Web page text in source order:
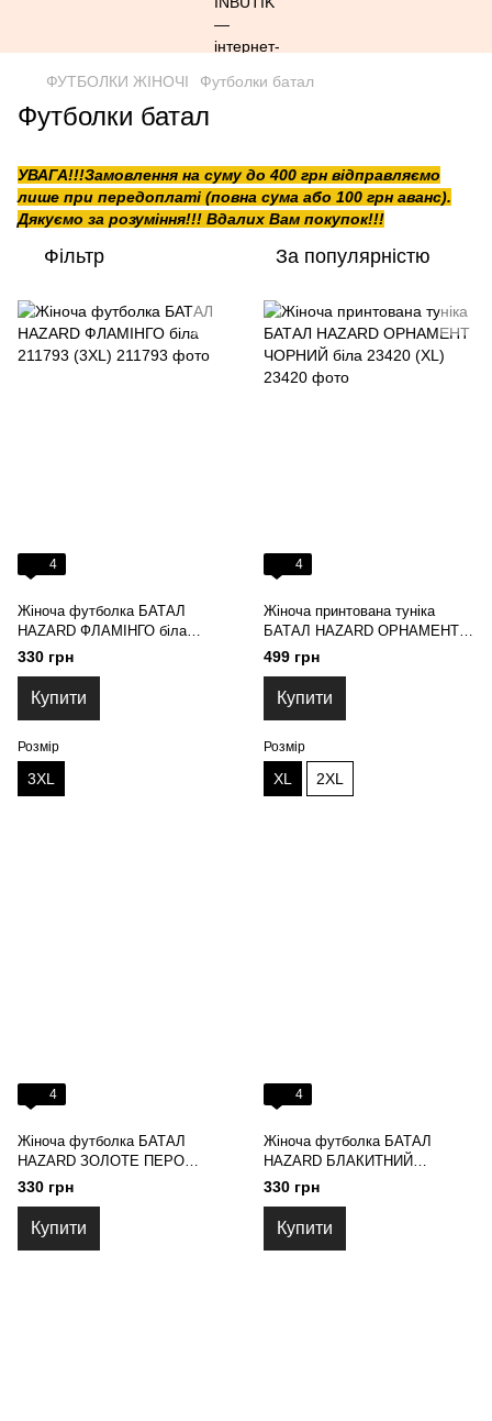
ФУТБОЛКИ ЖІНОЧІ Футболки батал
Футболки батал
УВАГА!!!Замовлення на суму до 400 грн відправляємо
лише при передоплаті (повна сума або 100 грн аванс).
Дякуємо за розуміння!!! Вдалих Вам покупок!!!
Фільтр За популярністю
4
Жіноча футболка БАТАЛ
HAZARD ФЛАМІНГО біла
211793 (3XL)
330 грн
Купити
Розмір
3XL
4
Жіноча принтована туніка
БАТАЛ HAZARD ОРНАМЕНТ
ЧОРНИЙ біла 23420 (XL)
499 грн
Купити
Розмір
XL 2XL
4
Жіноча футболка БАТАЛ
HAZARD ЗОЛОТЕ ПЕРО
чорний 23246 (3XL)
330 грн
Купити
4
Жіноча футболка БАТАЛ
HAZARD БЛАКИТНИЙ
МЕТЕЛИК рожева 23465 (4XL)
330 грн
Купити